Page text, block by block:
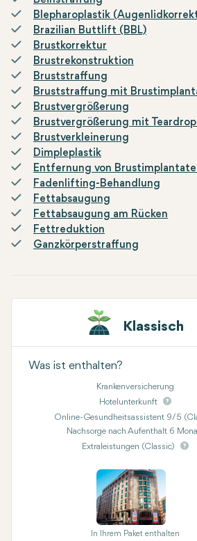
Blepharoplastik
Brazilian Buttlift (BBL)
Brustkorrektur
Brustrekonstruktion
Bruststraffung
Bruststraffung mit
Brustvergrößerung
Brustvergrößerung mit
Brustverkleinerung
Dimpleplastik
Entfernung von
Fadenlifting-Behandlung
Fettabsaugung
Fettabsaugung am Rücken
Fettreduktion
Ganzkörperstraffung
Klassisch
Was ist enthalten?
Krankenversicherung
Hotelunterkunft
Online-Gesundheitsassistent 9/5
Nachsorge nach Aufenthalt 6
Extraleistungen (Classic)
In Ihrem Paket enthalten